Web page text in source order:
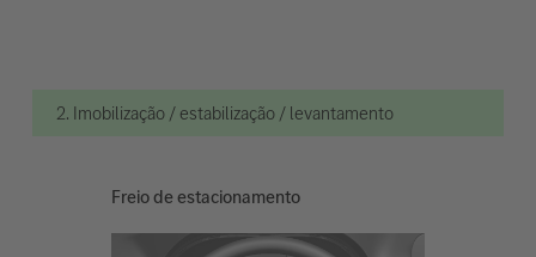
2. Imobilização / estabilização / levantamento
Freio de estacionamento